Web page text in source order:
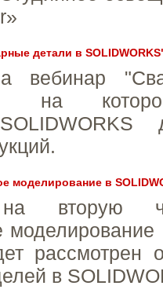
детали в
вебинар
на
моделирование в
вторую
рассмотрен
в